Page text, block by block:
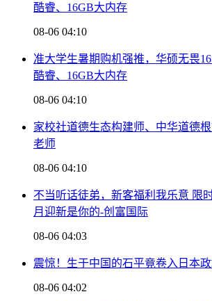
酷睿、16GB大内存
08-06 04:10
准大学生暑期购机强推，华硕无畏
酷睿、16GB大内存
08-06 04:10
家校社道德生态构建师、中华道德
老师
08-06 04:10
不当听话徒弟，新客福利我乐意 限
月迎新是你的-创富国际
08-06 04:03
震惊！生于中国的石平竟卷入日本
08-06 04:02